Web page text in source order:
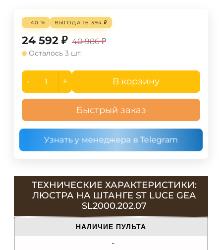
- 40 % ВЫГОДА 16 394 ₽
24 592 ₽ 40 986 ₽
Осталось 3 шт.
- + В корзину
Быстрый заказ
Узнать у менеджера в Telegram
ТЕХНИЧЕСКИЕ ХАРАКТЕРИСТИКИ:
ЛЮСТРА НА ШТАНГЕ ST LUCE GEA
SL2000.202.07
НАЛИЧИЕ ПУЛЬТА
-